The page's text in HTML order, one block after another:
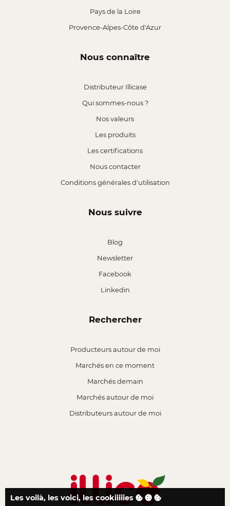
Pays de la Loire
Provence-Alpes-Côte d'Azur
Nous connaître
Distributeur Illicase
Qui sommes-nous ?
Nos valeurs
Les produits
Les certifications
Nous contacter
Conditions générales d'utilisation
Nous suivre
Blog
Newsletter
Facebook
Linkedin
Rechercher
Producteurs autour de moi
Marchés en ce moment
Marchés demain
Marchés autour de moi
Distributeurs autour de moi
Les voilà, les voici, les cookiiiiies